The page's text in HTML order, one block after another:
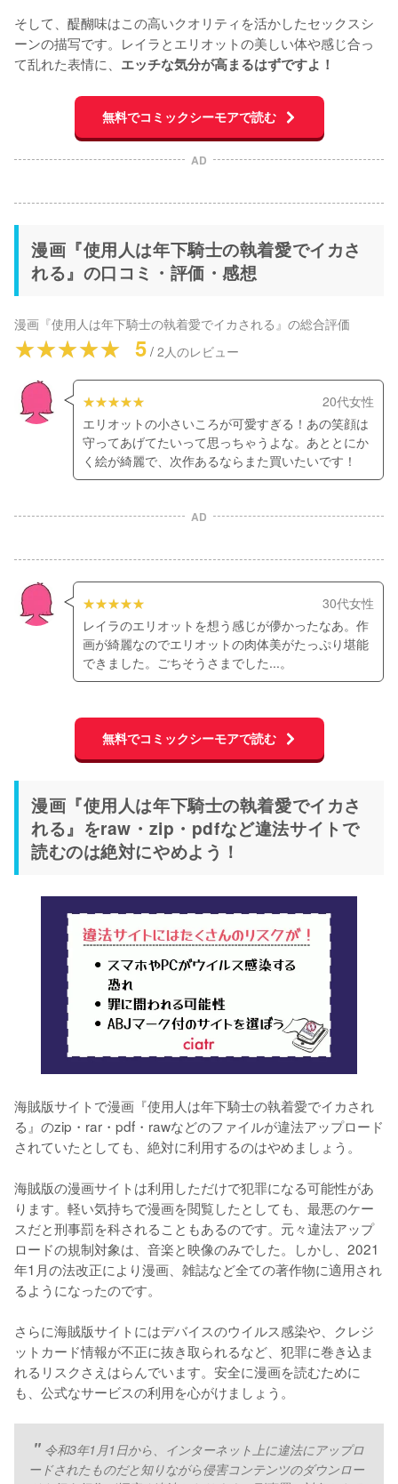
そして、醍醐味はこの高いクオリティを活かしたセックスシ
ーンの描写です。レイラとエリオットの美しい体や感じ合っ
て乱れた表情に、 エッチな気分が高まるはずですよ！
無料でコミックシーモアで読む
AD
漫画『使用人は年下騎士の執着愛でイカさ
れる』の口コミ・評価・感想
漫画『使用人は年下騎士の執着愛でイカされる』 の総合評価
5 / 2 人のレビュー
20代女性
エリオットの小さいころが可愛すぎる！あの笑顔は
守ってあげてたいって思っちゃうよな。あととにか
く絵が綺麗で、次作あるならまた買いたいです！
AD
30代女性
レイラのエリオットを想う感じが儚かったなあ。作
画が綺麗なのでエリオットの肉体美がたっぷり堪能
できました。ごちそうさまでした...。
無料でコミックシーモアで読む
漫画『使用人は年下騎士の執着愛でイカさ
れる』をraw・zip・pdfなど違法サイトで
読むのは絶対にやめよう！
海賊版サイトで漫画『使用人は年下騎士の執着愛でイカされ
る』のzip・rar・pdf・rawなどのファイルが違法アップロード
されていたとしても、絶対に利用するのはやめましょう。
海賊版の漫画サイトは利用しただけで犯罪になる可能性があ
ります。軽い気持ちで漫画を閲覧したとしても、最悪のケー
スだと刑事罰を科されることもあるのです。元々違法アップ
ロードの規制対象は、音楽と映像のみでした。しかし、2021
年1月の法改正により漫画、雑誌など全ての著作物に適用され
るようになったのです。
さらに海賊版サイトにはデバイスのウイルス感染や、クレジ
ットカード情報が不正に抜き取られるなど、犯罪に巻き込ま
れるリスクさえはらんでいます。安全に漫画を読むために
も、公式なサービスの利用を心がけましょう。
令和3年1月1日から、インターネット上に違法にアップロ
ードされたものだと知りながら侵害コンテンツのダウンロー